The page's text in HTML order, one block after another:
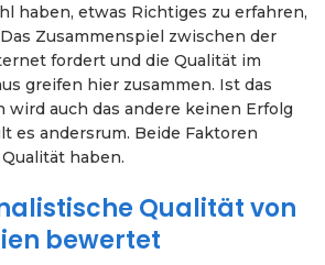
haben, etwas Richtiges zu erfahren,
Zusammenspiel zwischen der
fordert und die Qualität im
greifen hier zusammen. Ist das
wird auch das andere keinen Erfolg
es andersrum. Beide Faktoren
haben.
Qualität von
bewertet